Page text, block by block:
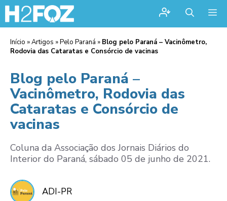
Início »Artigos »Pelo Paraná » Blog pelo Paraná – Vacinômetro,
Rodovia das Cataratas e Consórcio de vacinas
Blog pelo Paraná –
Vacinômetro, Rodovia das
Cataratas e Consórcio de
vacinas
Coluna da Associação dos Jornais Diários do
Interior do Paraná, sábado 05 de junho de 2021.
ADI-PR